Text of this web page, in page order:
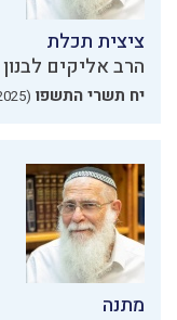
ציצית תכלת
הרב אליקים לבנון
יח תשרי התשפו (10.10.2025)
מתנה